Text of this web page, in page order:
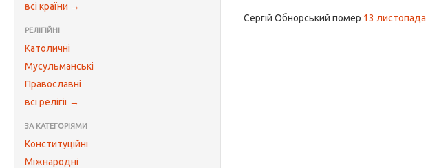
всі країни →
РЕЛІГІЙНІ
Католичні
Мусульманські
Православні
всі релігії →
ЗА КАТЕГОРІЯМИ
Конституційні
Міжнародні
Сергій Обнорський помер 13 листопада